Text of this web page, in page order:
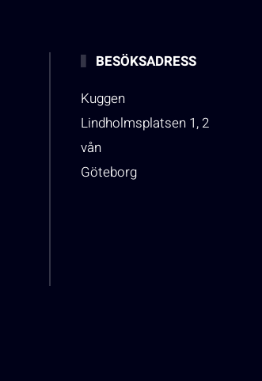
BESÖKSADRESS
Kuggen
Lindholmsplatsen 1, 2
vån
Göteborg